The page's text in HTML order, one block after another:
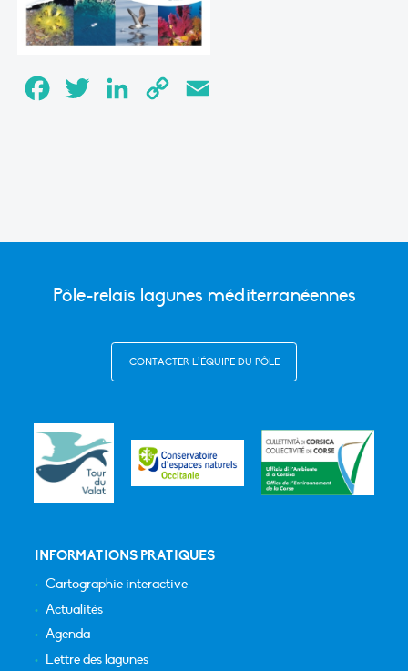
FacebookTwitter LinkedInCopy
Pôle-relais lagunes méditerranéennes
CONTACTER L’ÉQUIPE DU PÔLE
INFORMATIONS PRATIQUES
Cartographie interactive
Actualités
Agenda
Lettre des lagunes